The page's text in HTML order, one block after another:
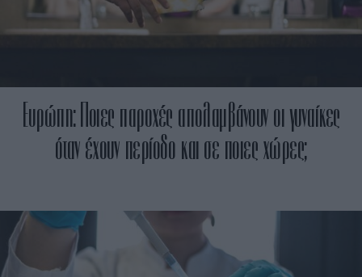
Ευρώπη: Ποιες παροχές απολαμβάνουν οι γυναίκες
όταν έχουν περίοδο και σε ποιες χώρες;